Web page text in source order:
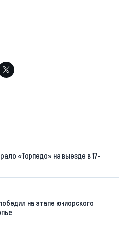
«Торпедо» на выезде в 17-
на этапе юниорского